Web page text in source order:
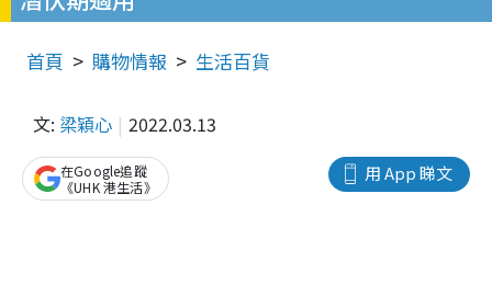
首頁 購物情報 生活百貨
文: 梁穎心 2022.03.13
用 App 睇文
在Google追蹤
《UHK 港生活》